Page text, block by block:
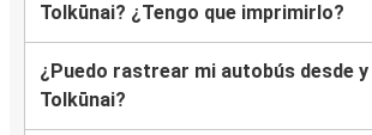
Tolkūnai? ¿Tengo que imprimirlo?
¿Puedo rastrear mi autobús desde y
Tolkūnai?